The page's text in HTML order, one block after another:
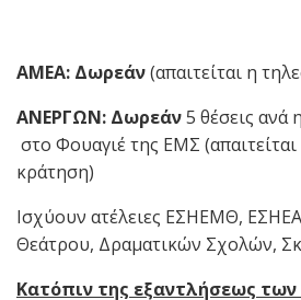
ΑΜΕΑ: Δωρεάν(απαιτείται η
ΑΝΕΡΓΩΝ: Δωρεάν5 θέσεις ανά
στο Φουαγιέ της ΕΜΣ
κράτηση)
Ισχύουν ατέλειες ΕΣΗΕΜΘ,
Θεάτρου, Δραματικών Σχολών,
Κατόπιν της εξαντλήσεως των